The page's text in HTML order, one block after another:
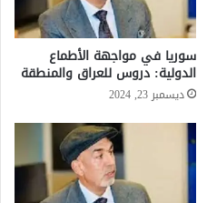
سوريا في مواجهة الأطماع
الدولية: دروس للعراق والمنطقة
ديسمبر 23, 2024